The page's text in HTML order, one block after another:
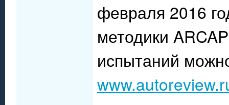
февраля 2016
методики
испытаний